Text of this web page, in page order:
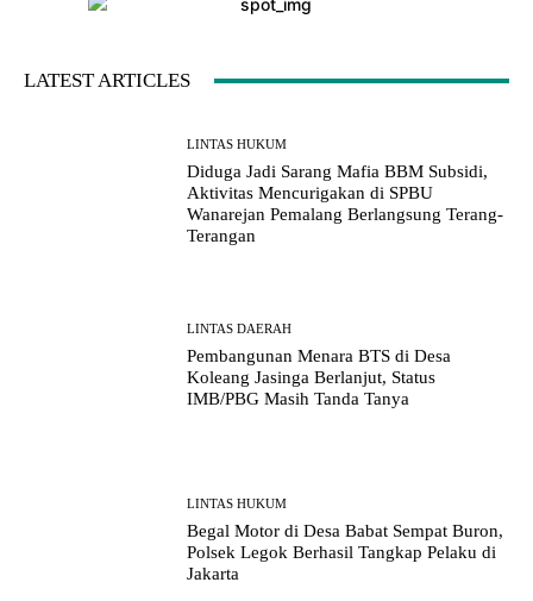
LATEST ARTICLES
LINTAS HUKUM
Diduga Jadi Sarang Mafia BBM Subsidi,
Aktivitas Mencurigakan di SPBU
Wanarejan Pemalang Berlangsung Terang-
Terangan
LINTAS DAERAH
Pembangunan Menara BTS di Desa
Koleang Jasinga Berlanjut, Status
IMB/PBG Masih Tanda Tanya
LINTAS HUKUM
Begal Motor di Desa Babat Sempat Buron,
Polsek Legok Berhasil Tangkap Pelaku di
Jakarta